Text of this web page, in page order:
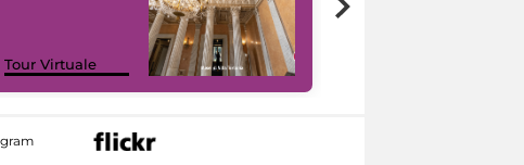
Tour Virtuale